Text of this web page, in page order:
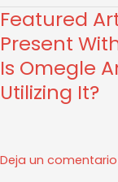
Featured
Present
Is Omegle
Utilizing It?
Deja un comentario
Featured
Article
From
At
Present
Laura
Linn